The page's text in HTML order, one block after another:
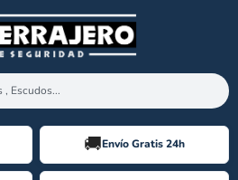
🚚Envío Gratis 24h